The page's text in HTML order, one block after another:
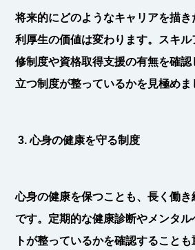
将来的にどのようなキャリアを描
利厚生の価値は変わります。スキ
修制度や資格取得支援の有無を確
立つ制度が整っているかを見極めま
3. 心身の健康を守る制度
心身の健康を保つことも、長く働
です。定期的な健康診断やメンタ
トが整っているかを確認することも